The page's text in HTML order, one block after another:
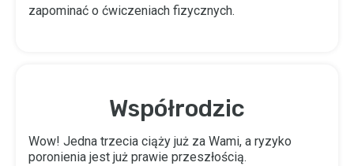
zapominać o ćwiczeniach fizycznych.
Współrodzic
Wow! Jedna trzecia ciąży już za Wami, a ryzyko
poronienia jest już prawie przeszłością.